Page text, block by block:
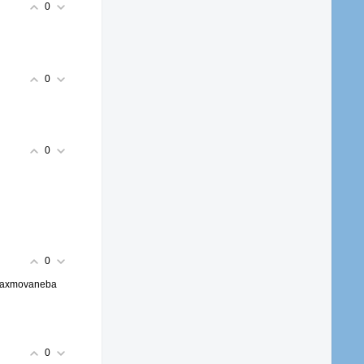
0
0
0
0
0